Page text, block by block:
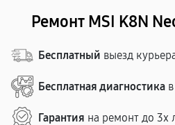
Ремонт MSI K8N
Бесплатный выезд
Бесплатная диагностика
Гарантия на ремонт до 3х